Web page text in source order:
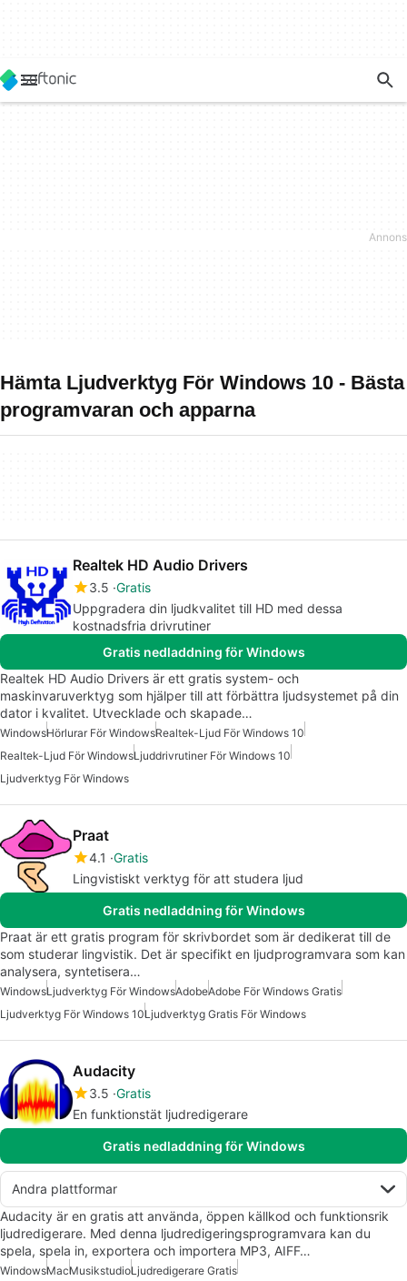
Hämta Ljudverktyg För Windows 10 - Bästa
programvaran och apparna
Realtek HD Audio Drivers
3.5 Gratis
Uppgradera din ljudkvalitet till HD med dessa
kostnadsfria drivrutiner
Gratis nedladdning för Windows
Realtek HD Audio Drivers är ett gratis system- och
maskinvaruverktyg som hjälper till att förbättra ljudsystemet på din
dator i kvalitet. Utvecklade och skapade…
WindowsHörlurar För WindowsRealtek-Ljud För Windows 10
Realtek-Ljud För WindowsLjuddrivrutiner För Windows 10
Ljudverktyg För Windows
Praat
4.1 Gratis
Lingvistiskt verktyg för att studera ljud
Gratis nedladdning för Windows
Praat är ett gratis program för skrivbordet som är dedikerat till de
som studerar lingvistik. Det är specifikt en ljudprogramvara som kan
analysera, syntetisera…
WindowsLjudverktyg För WindowsAdobeAdobe För Windows Gratis
Ljudverktyg För Windows 10Ljudverktyg Gratis För Windows
Audacity
3.5 Gratis
En funktionstät ljudredigerare
Gratis nedladdning för Windows
Andra plattformar
Audacity är en gratis att använda, öppen källkod och funktionsrik
ljudredigerare. Med denna ljudredigeringsprogramvara kan du
spela, spela in, exportera och importera MP3, AIFF…
WindowsMacMusikstudioLjudredigerare Gratis